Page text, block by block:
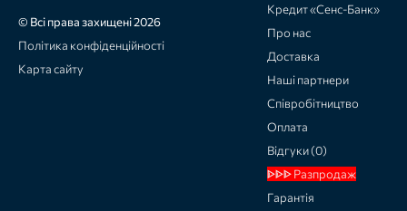
© Всі права захищені 2026
Політика конфіденційності
Карта сайту
Кредит «Сенс-Банк»
Про нас
Доставка
Наші партнери
Співробітництво
Оплата
Відгуки (0)
ᐈᐈᐈ Разпродаж
Гарантія